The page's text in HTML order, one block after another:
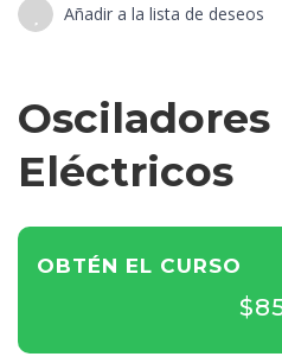
Añadir a la lista de deseos
Osciladores
Eléctricos
OBTÉN EL CURSO